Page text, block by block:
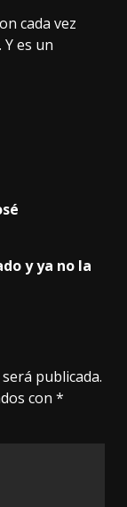
cada vez
es un
y ya no la
publicada.
con *